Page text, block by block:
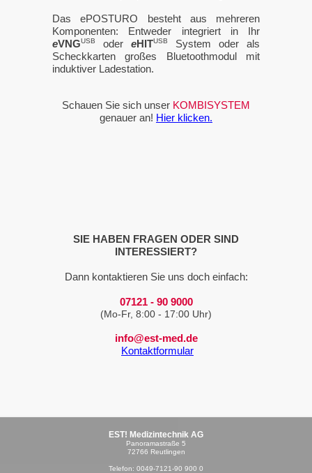
DasePOSTURO besteht aus mehreren
Komponenten: Entweder integriert in Ihr
eVNGUSB oder eHITUSB
System oder als
Scheckkarten großes Bluetoothmodul mit
induktiver Ladestation.
Schauen Sie sich unser KOMBISYSTEM
genauer an! Hier klicken.
SIE HABEN FRAGEN ODER SIND
INTERESSIERT?
Dann kontaktieren Sie uns doch einfach:
07121 - 90 9000
(Mo-Fr, 8:00 - 17:00 Uhr)
info@est-med.de
Kontaktformular
EST! Medizintechnik AG
Panoramastraße 5
72766 Reutlingen
Telefon: 0049-7121-90 900 0